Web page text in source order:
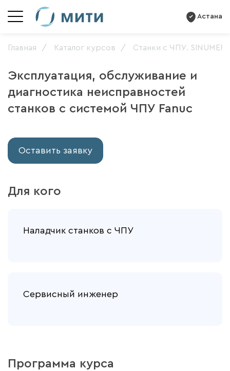
Астана
Главная Каталог курсов Станки с ЧПУ.
Эксплуатация, обслуживание и
диагностика неисправностей
станков с системой ЧПУ Fanuc
Оставить заявку
Для кого
Наладчик станков с ЧПУ
Сервисный инженер
Программа курса